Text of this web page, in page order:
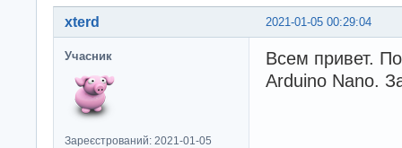
2021-01-05 00:29:04
xterd
Учасник
Зареєстрований: 2021-01-05
Всем привет.
Arduino Nano.